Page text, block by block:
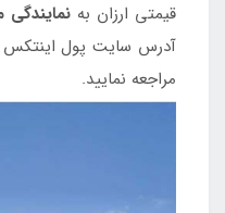
قیمتی ارزان به
آدرس سایت پول اینتکس
مراجعه نمایید.